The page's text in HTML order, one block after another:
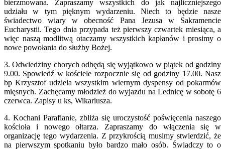
bierzmowana. Zapraszamy wszystkich do jak najliczniejszego
udziału w tym pięknym wydarzeniu. Niech to będzie nasze
świadectwo wiary w obecność Pana Jezusa w Sakramencie
Eucharystii. Tego dnia przypada też pierwszy czwartek miesiąca, a
więc naszą modlitwą otaczamy wszystkich kapłanów i prosimy o
nowe powołania do służby Bożej.
3. Odwiedziny chorych odbędą się wyjątkowo w piątek od godziny
9.00. Spowiedź w kościele rozpocznie się od godziny 17.00. Nasz
bp Krzysztof udziela wszystkim wiernym dyspensy od pokarmów
mięsnych. Zachęcamy młodzież do wyjazdu na Lednicę w sobotę 6
czerwca. Zapisy u ks, Wikariusza.
4. Kochani Parafianie, zbliża się uroczystość poświęcenia naszego
kościoła i nowego ołtarza. Zapraszamy do włączenia się w
organizację tego wydarzenia. Z przykrością musimy stwierdzić, że
na pierwszym spotkaniu było bardzo mało osób. Świadczy to o